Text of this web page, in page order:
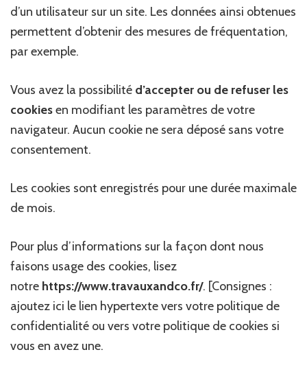
d’un utilisateur sur un site. Les données ainsi obtenues
permettent d’obtenir des mesures de fréquentation,
par exemple.
Vous avez la possibilité d’accepter ou de refuser les
cookiesen modifiant les paramètres de votre
navigateur. Aucun cookie ne sera déposé sans votre
consentement.
Les cookies sont enregistrés pour une durée maximale
de mois.
Pour plus d’informations sur la façon dont nous
faisons usage des cookies, lisez
notre https://www.travauxandco.fr/. [Consignes :
ajoutez ici le lien hypertexte vers votre politique de
confidentialité ou vers votre politique de cookies si
vous en avez une.